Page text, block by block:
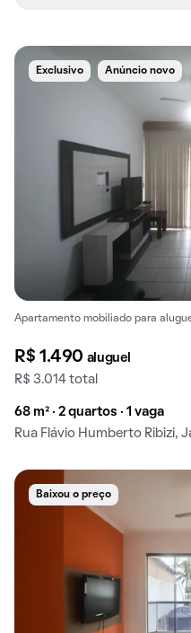
Exclusivo Anúncio novo
Apartamento mobiliado para
R$ 1.490 aluguel
R$ 3.014 total
68 m² · 2 quartos · 1 vaga
Rua Flávio Humberto Ribizi,
Baixou o preço